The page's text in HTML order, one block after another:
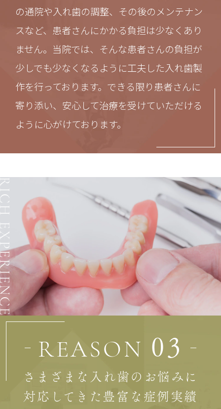
の通院や入れ歯の調整、その後のメンテナン
スなど、患者さんにかかる負担は少なくあり
ません。当院では、そんな患者さんの負担が
少しでも少なくなるように工夫した入れ歯製
作を行っております。できる限り患者さんに
寄り添い、安心して治療を受けていただける
ように心がけております。
REASON 03
さまざまな入れ歯のお悩みに
対応してきた豊富な症例実績